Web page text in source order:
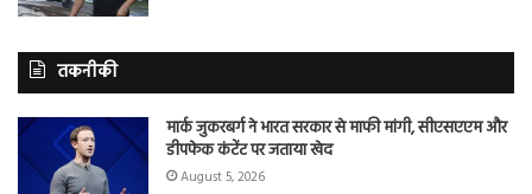
तकनीकी
मार्क जुकरबर्ग ने भारत सरकार से माफी मांगी, सीएसएएम और
डीपफेक कंटेंट पर जताया खेद
August 5, 2026